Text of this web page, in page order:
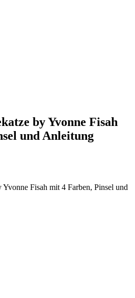
by Yvonne Fisah
und Anleitung